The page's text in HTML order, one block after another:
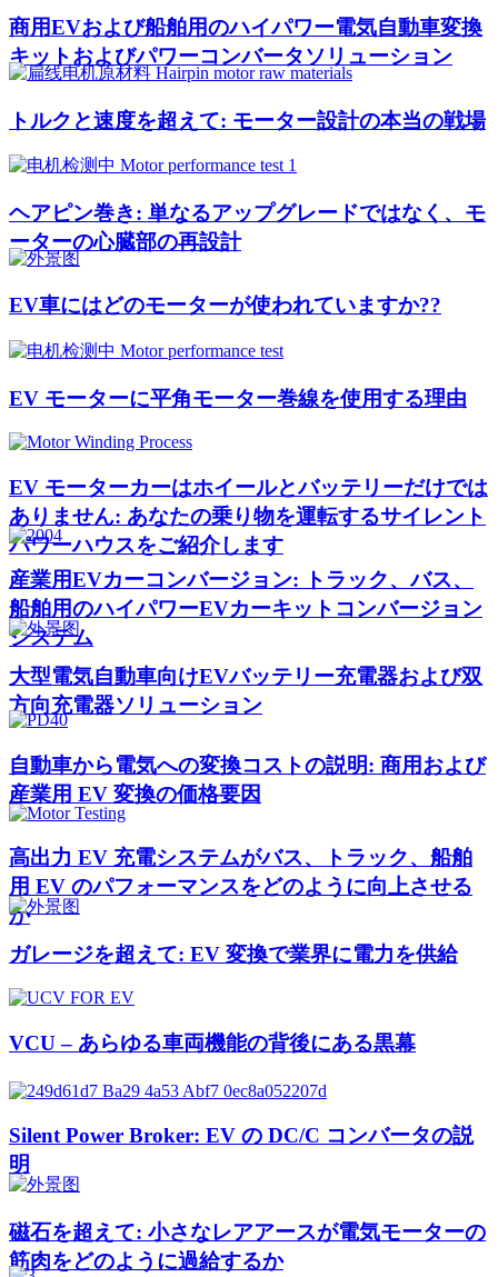
商用EVおよび船舶用のハイパワー電気自動車変換
キットおよびパワーコンバータソリューション
トルクと速度を超えて: モーター設計の本当の戦場
ヘアピン巻き: 単なるアップグレードではなく、モ
ーターの心臓部の再設計
EV車にはどのモーターが使われていますか??
EV モーターに平角モーター巻線を使用する理由
EV モーターカーはホイールとバッテリーだけでは
ありません: あなたの乗り物を運転するサイレント
パワーハウスをご紹介します
産業用EVカーコンバージョン: トラック、バス、
船舶用のハイパワーEVカーキットコンバージョン
システム
大型電気自動車向けEVバッテリー充電器および双
方向充電器ソリューション
自動車から電気への変換コストの説明: 商用および
産業用 EV 変換の価格要因
高出力 EV 充電システムがバス、トラック、船舶
用 EV のパフォーマンスをどのように向上させる
か
ガレージを超えて: EV 変換で業界に電力を供給
VCU – あらゆる車両機能の背後にある黒幕
Silent Power Broker: EV の DC/C コンバータの説
明
磁石を超えて: 小さなレアアースが電気モーターの
筋肉をどのように過給するか